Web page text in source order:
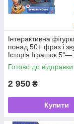
Інтерактивна
понад 50+ фраз і
Історія Іграшок
Pixar Toy Story 5 від
✨
Готово до відправки
2 950 ₴
Купити